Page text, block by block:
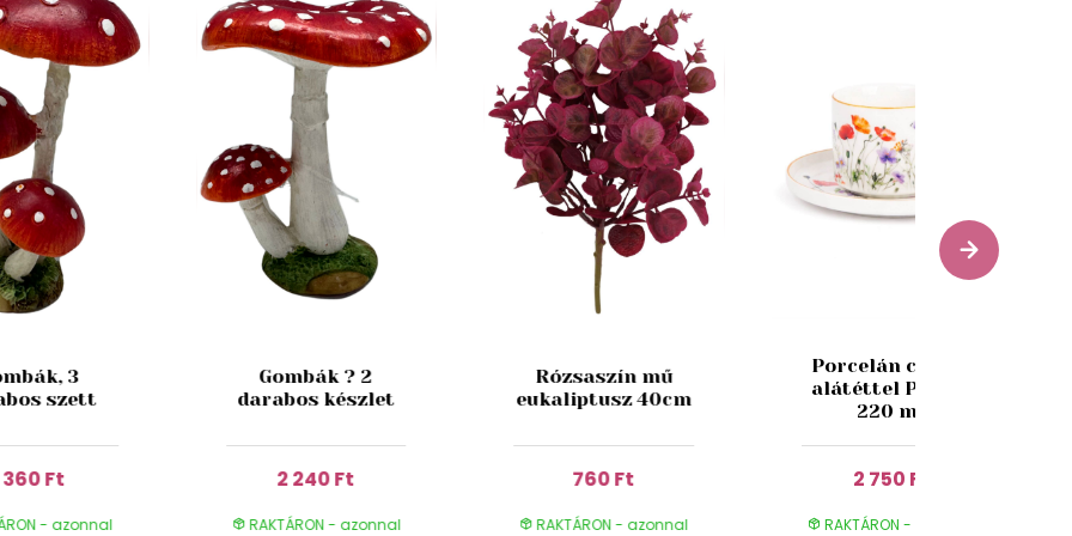
3
szett
360 Ft
- azonnal
Gombák ? 2
darabos készlet
2 240 Ft
RAKTÁRON - azonnal
Rózsaszín mű
eukaliptusz 40cm
760 Ft
RAKTÁRON - azonnal
Porcelán csésze
alátéttel Pipacs
220 ml
2 750 Ft
RAKTÁRON - azonnal